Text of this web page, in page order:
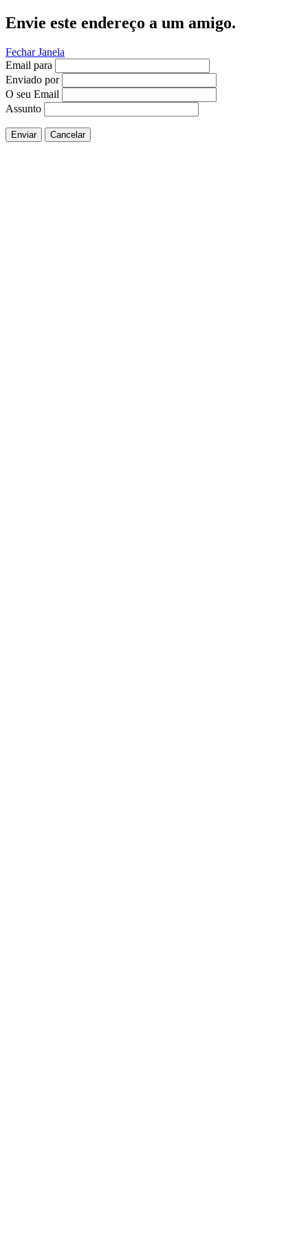
Envie este endereço a um amigo.
Fechar Janela
Email para
Enviado por
O seu Email
Assunto
Enviar Cancelar